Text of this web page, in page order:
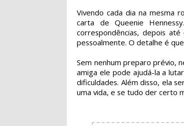
Vivendo cada dia na mesma
carta de Queenie
correspondências, depois
pessoalmente. O detalhe é
Sem nenhum preparo prévio,
amiga ele pode ajudá-la a
dificuldades. Além disso, ela
uma vida, e se tudo der certo